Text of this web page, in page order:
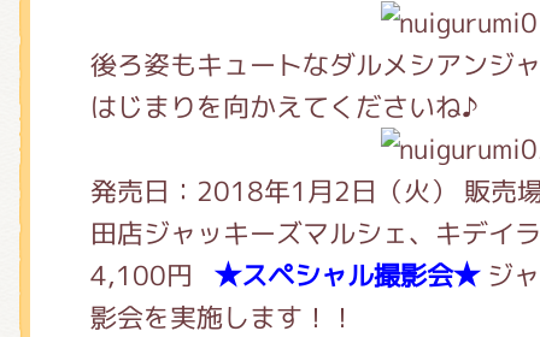
後ろ姿もキュートなダルメシアンジ
はじまりを向かえてくださいね♪
発売日：2018年1月2日（火） 販売
田店ジャッキーズマルシェ、キデイ
4,100円 ★スペシャル撮影会★ジ
影会を実施します！！
チア ジャッキーズ！
くまのがっこう しょくいんしつ
くまのがっこう 家庭科部